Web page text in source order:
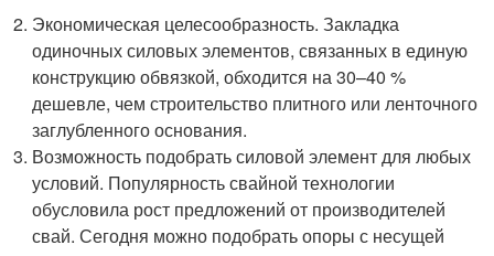
Экономическая целесообразность. Закладка
одиночных силовых элементов, связанных в единую
конструкцию обвязкой, обходится на 30–40 %
дешевле, чем строительство плитного или ленточного
заглубленного основания.
Возможность подобрать силовой элемент для любых
условий. Популярность свайной технологии
обусловила рост предложений от производителей
свай. Сегодня можно подобрать опоры с несущей